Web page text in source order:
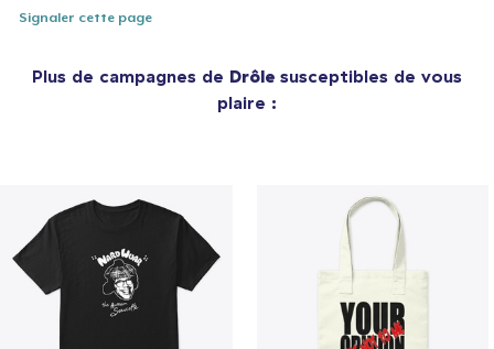
Signaler cette page
Plus de campagnes de Drôle susceptibles de vous
plaire :